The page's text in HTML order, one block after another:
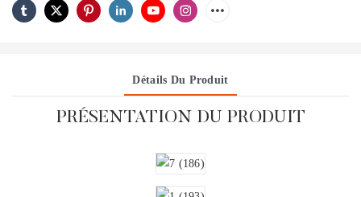
Détails Du Produit
PRÉSENTATION DU PRODUIT